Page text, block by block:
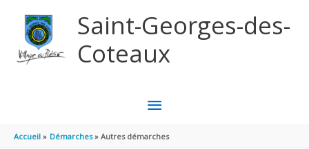
Saint-Georges-des-
Coteaux
MENU
PRINCIPAL
Accueil Démarches Autres démarches